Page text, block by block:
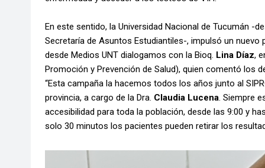
En este sentido, la Universidad Nacional de Tucumán -
Secretaría de Asuntos Estudiantiles-, impulsó un
desde Medios UNT dialogamos con la Bioq. Lina Díaz,
Promoción y Prevención de Salud), quien comentó los
“Esta campaña la hacemos todos los años junto al
provincia, a cargo de la Dra. Claudia Lucena. Siempre
accesibilidad para toda la población, desde las 9:00 y
solo 30 minutos los pacientes pueden retirar los